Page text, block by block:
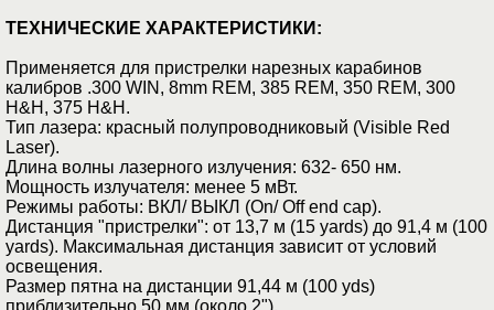
ТЕХНИЧЕСКИЕ ХАРАКТЕРИСТИКИ:
Применяется для пристрелки нарезных карабинов
калибров .300 WIN, 8mm REM, 385 REM, 350 REM, 300
H&H, 375 H&H.
Тип лазера: красный полупроводниковый (Visible Red
Laser).
Длина волны лазерного излучения: 632- 650 нм.
Мощность излучателя: менее 5 мВт.
Режимы работы: ВКЛ/ ВЫКЛ (On/ Off end cap).
Дистанция "пристрелки": от 13,7 м (15 yards) до 91,4 м (100
yards). Максимальная дистанция зависит от условий
освещения.
Размер пятна на дистанции 91,44 м (100 yds)